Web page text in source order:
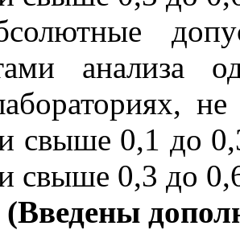
свыше 0,1 до
свыше 0,3 до
(Введены